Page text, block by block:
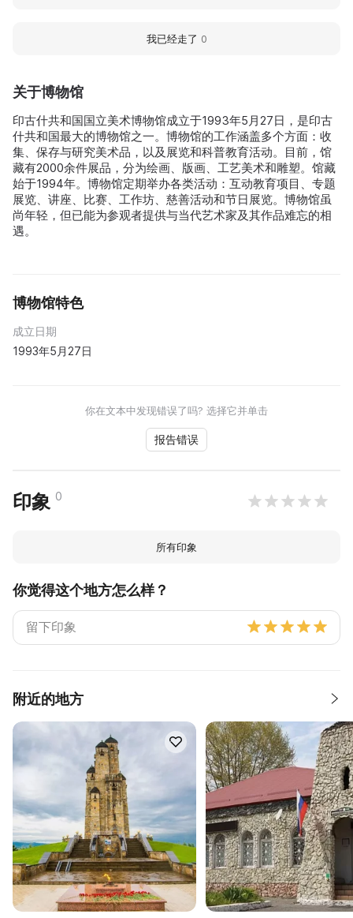
关于博物馆
印古什共和国国立美术博物馆成立于1993年5月27日，是印古
什共和国最大的博物馆之一。博物馆的工作涵盖多个方面：收
集、保存与研究美术品，以及展览和科普教育活动。目前，馆
藏有2000余件展品，分为绘画、版画、工艺美术和雕塑。馆藏
始于1994年。博物馆定期举办各类活动：互动教育项目、专题
展览、讲座、比赛、工作坊、慈善活动和节日展览。博物馆虽
尚年轻，但已能为参观者提供与当代艺术家及其作品难忘的相
遇。
博物馆特色
成立日期
1993年5月27日
你在文本中发现错误了吗? 选择它并单击
报告错误
印象 0
所有印象
你觉得这个地方怎么样？
附近的地方
我已经走了 0